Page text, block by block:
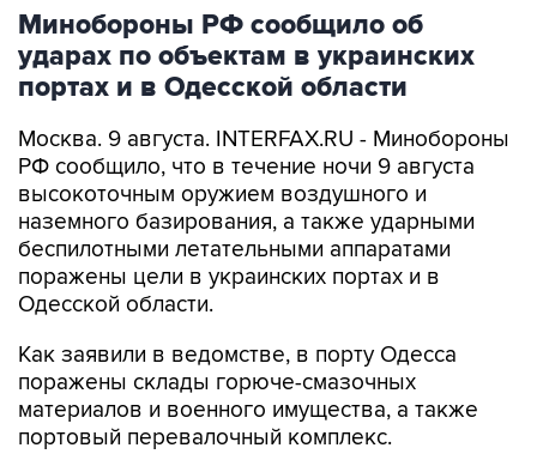
Минобороны РФ сообщило об
ударах по объектам в украинских
портах и в Одесской области
Москва. 9 августа. INTERFAX.RU - Минобороны
РФ сообщило, что в течение ночи 9 августа
высокоточным оружием воздушного и
наземного базирования, а также ударными
беспилотными летательными аппаратами
поражены цели в украинских портах и в
Одесской области.
Как заявили в ведомстве, в порту Одесса
поражены склады горюче-смазочных
материалов и военного имущества, а также
портовый перевалочный комплекс.